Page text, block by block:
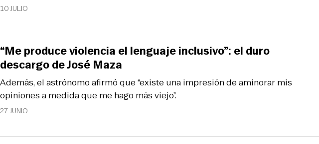
10 JULIO
27 JUNIO
Además, el astrónomo afirmó que “existe una impresión de aminorar mis
opiniones a medida que me hago más viejo”.
“Me produce violencia el lenguaje inclusivo”: el duro
descargo de José Maza